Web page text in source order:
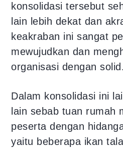
konsolidasi tersebut
lain lebih dekat dan
keakraban ini sangat
mewujudkan dan
organisasi dengan solid.
Dalam konsolidasi ini
lain sebab tuan rumah
peserta dengan
yaitu beberapa ikan